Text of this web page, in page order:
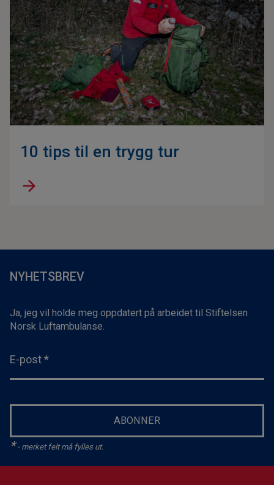
10 tips til en trygg tur
NYHETSBREV
Ja, jeg vil holde meg oppdatert på arbeidet til Stiftelsen
Norsk Luftambulanse.
E-post *
ABONNER
*- merket felt må fylles ut.